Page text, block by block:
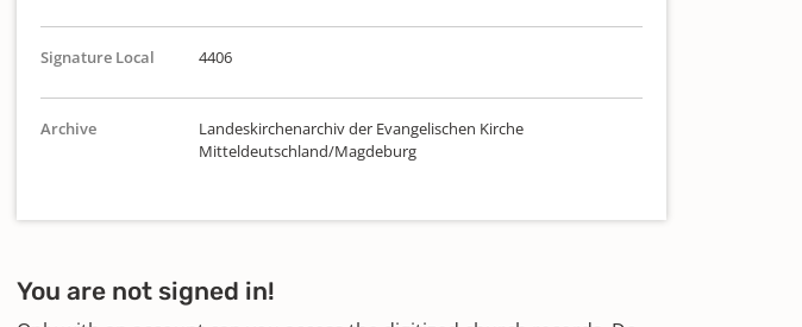
Signature Local 4406
Archive
Landeskirchenarchiv der Evangelischen Kirche
Mitteldeutschland/Magdeburg
You are not signed in!